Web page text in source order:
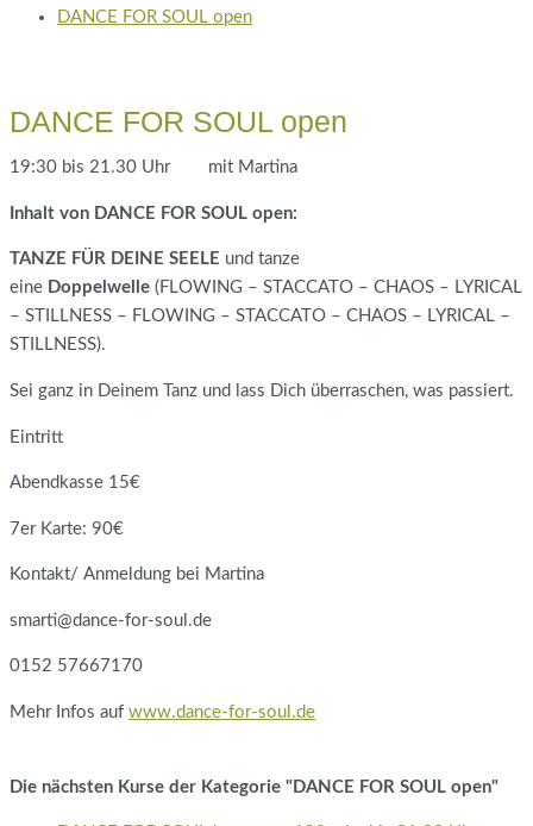
DANCE FOR SOUL open
DANCE FOR SOUL open
19:30 bis 21.30 Uhr mit Martina
Inhalt von DANCE FOR SOUL open:
TANZE FÜR DEINE SEELE und tanze
eine Doppelwelle (FLOWING – STACCATO – CHAOS – LYRICAL
– STILLNESS – FLOWING – STACCATO – CHAOS – LYRICAL –
STILLNESS).
Sei ganz in Deinem Tanz und lass Dich überraschen, was passiert.
Eintritt
Abendkasse 15€
7er Karte: 90€
Kontakt/ Anmeldung bei Martina
smarti@dance-for-soul.de
0152 57667170
Mehr Infos auf www.dance-for-soul.de
Die nächsten Kurse der Kategorie "DANCE FOR SOUL open"